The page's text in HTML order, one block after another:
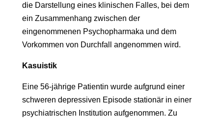
die Darstellung eines klinischen Falles, bei dem
ein Zusammenhang zwischen der
eingenommenen Psychopharmaka und dem
Vorkommen von Durchfall angenommen wird.
Kasuistik
Eine 56-jährige Patientin wurde aufgrund einer
schweren depressiven Episode stationär in einer
psychiatrischen Institution aufgenommen. Zu